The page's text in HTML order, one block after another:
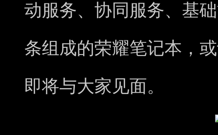
动服务、协同服务、基
条组成的荣耀笔记本，
即将与大家见面。